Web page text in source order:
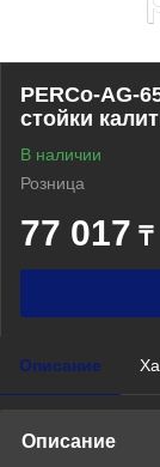
PERCo-AG-
стойки
В наличии
Розница
77 017 ₸
Описание
Описание